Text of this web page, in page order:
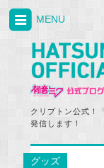
クリプトン公式！
発信します！
MENU
グッズ